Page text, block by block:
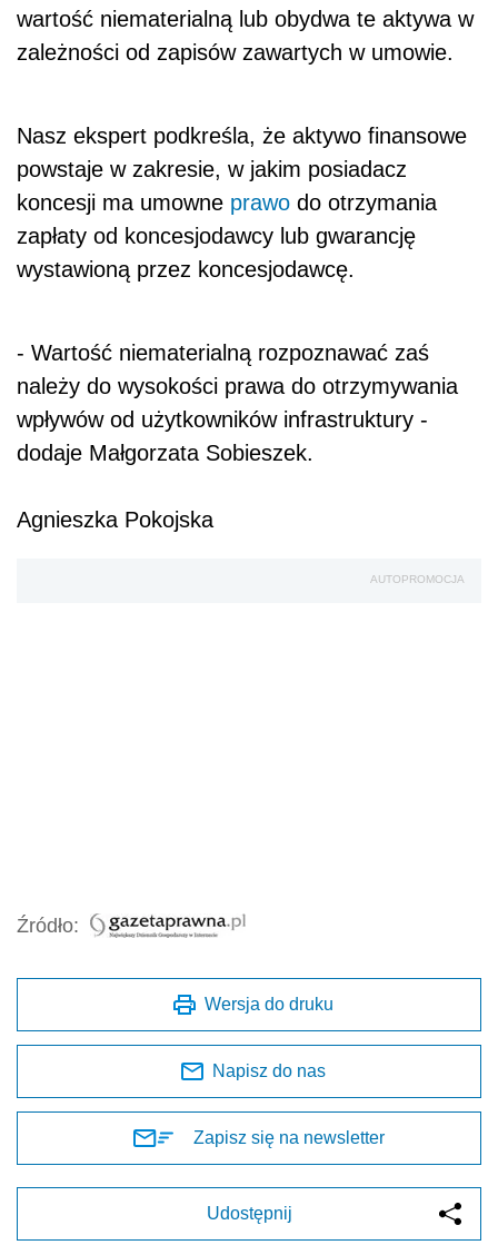
wartość niematerialną lub obydwa te aktywa w
zależności od zapisów zawartych w umowie.
Nasz ekspert podkreśla, że aktywo finansowe
powstaje w zakresie, w jakim posiadacz
koncesji ma umowne prawo do otrzymania
zapłaty od koncesjodawcy lub gwarancję
wystawioną przez koncesjodawcę.
- Wartość niematerialną rozpoznawać zaś
należy do wysokości prawa do otrzymywania
wpływów od użytkowników infrastruktury -
dodaje Małgorzata Sobieszek.
Agnieszka Pokojska
AUTOPROMOCJA
Źródło:
Wersja do druku
Napisz do nas
Zapisz się na newsletter
Udostępnij